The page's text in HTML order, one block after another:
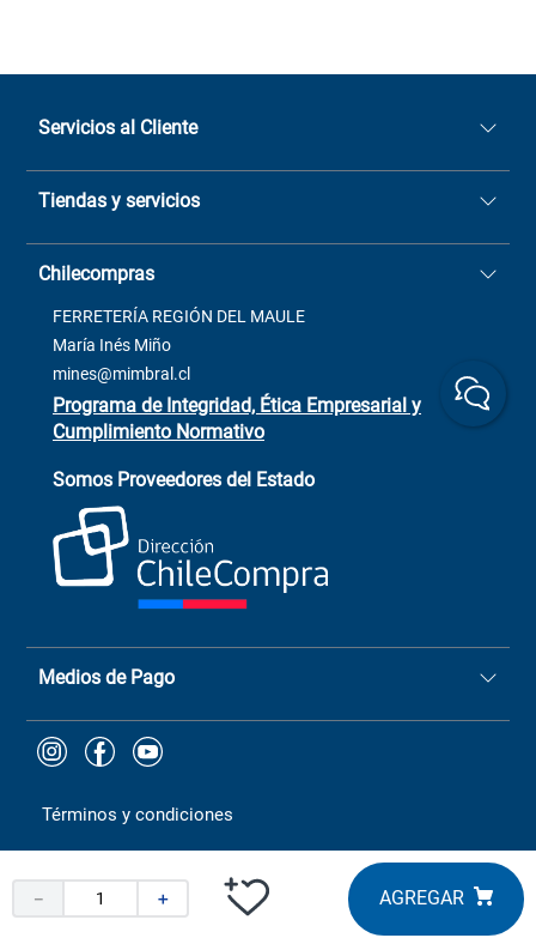
＋
－
Servicios al Cliente
Quiénes somos
Sucursales
Términos y condiciones
Contacto
Venta Terreno
Trabaja con Nosotros
+56 9 6779 0465
+(73) 256
ChileCompras
+56 9 9888 9549
Tiendas y servicios
Casa Matriz: Avenida Chorrillos
2137 San Javier, Fono (73)
Chilecompras
FERRETERÍA REGIÓN DEL MAULE
María Inés Miño
mines@mimbral.cl
Programa de Integridad, Ética Empresarial y
Cumplimiento Normativo
Somos Proveedores del Estado
Medios de Pago
Términos y condiciones